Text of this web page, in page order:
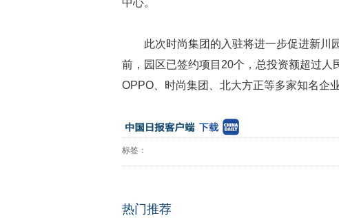
中心。
此次时尚集团的入驻将进一步促进新川
前，园区已签约项目20个，总投资额超过
OPPO、时尚集团、北大方正等多家知名企
标签：
热门推荐